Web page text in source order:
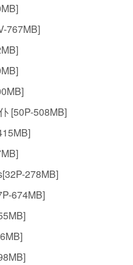
767MB]
[50P-508MB]
278MB]
674MB]